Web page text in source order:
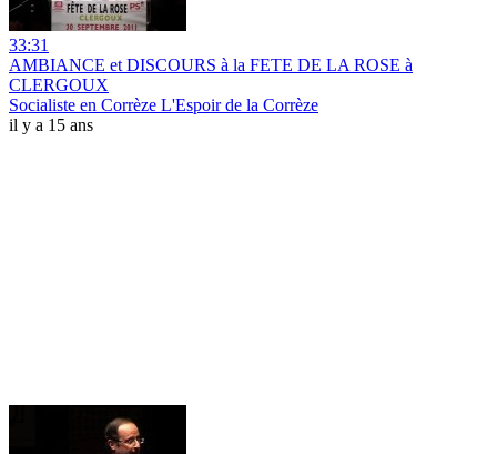
33:31
AMBIANCE et DISCOURS à la FETE DE LA ROSE à
CLERGOUX
Socialiste en Corrèze L'Espoir de la Corrèze
il y a 15 ans